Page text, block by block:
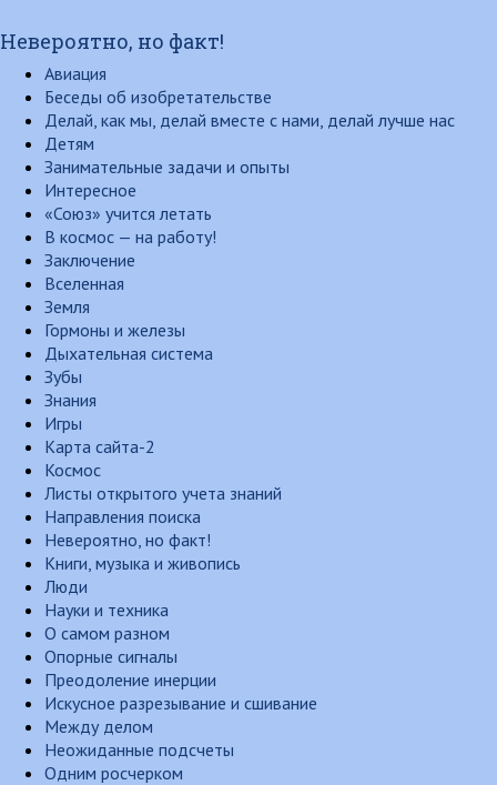
Невероятно, но факт!
Авиация
Беседы об изобретательстве
Делай, как мы, делай вместе с нами, делай лучше нас
Детям
Занимательные задачи и опыты
Интересное
«Союз» учится летать
В космос — на работу!
Заключение
Вселенная
Земля
Гормоны и железы
Дыхательная система
Зубы
Знания
Игры
Карта сайта-2
Космос
Листы открытого учета знаний
Направления поиска
Невероятно, но факт!
Книги, музыка и живопись
Люди
Науки и техника
О самом разном
Опорные сигналы
Преодоление инерции
Искусное разрезывание и сшивание
Между делом
Неожиданные подсчеты
Одним росчерком